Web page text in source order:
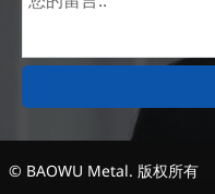
© BAOWU Metal. 版权所有